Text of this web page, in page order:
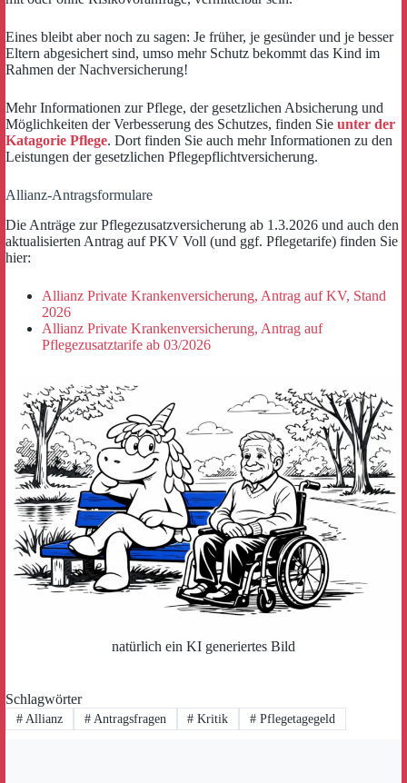
Eines bleibt aber noch zu sagen: Je früher, je gesünder und je besser
Eltern abgesichert sind, umso mehr Schutz bekommt das Kind im
Rahmen der Nachversicherung!
Mehr Informationen zur Pflege, der gesetzlichen Absicherung und
Möglichkeiten der Verbesserung des Schutzes, finden Sie unter der
Katagorie Pflege. Dort finden Sie auch mehr Informationen zu den
Leistungen der gesetzlichen Pflegepflichtversicherung.
Allianz-Antragsformulare
Die Anträge zur Pflegezusatzversicherung ab 1.3.2026 und auch den
aktualisierten Antrag auf PKV Voll (und ggf. Pflegetarife) finden Sie
hier:
Allianz Private Krankenversicherung, Antrag auf KV, Stand
2026
Allianz Private Krankenversicherung, Antrag auf
Pflegezusatztarife ab 03/2026
natürlich ein KI generiertes Bild
Schlagwörter
#Allianz #Antragsfragen # Kritik # Pflegetagegeld